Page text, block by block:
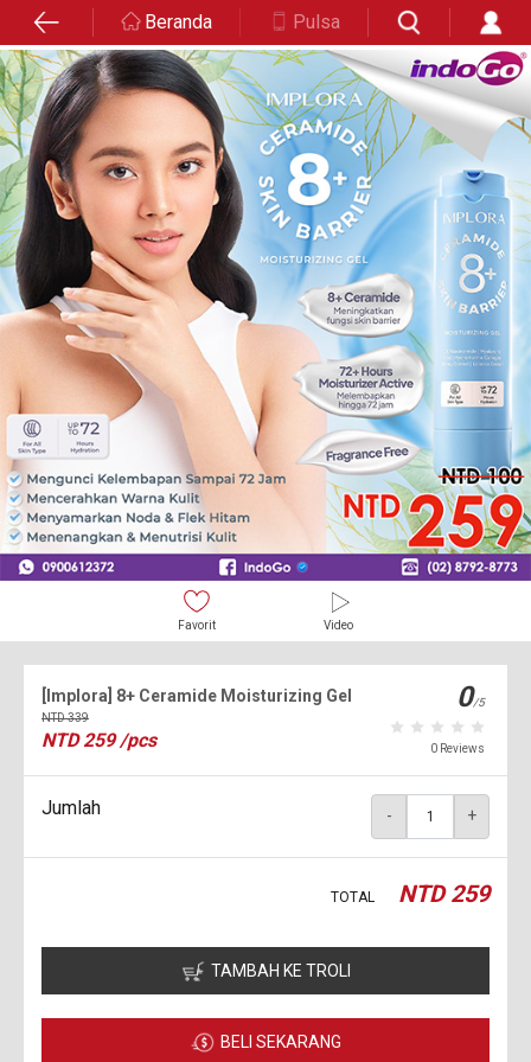
Beranda Pulsa
Favorit Video
[Implora] 8+ Ceramide Moisturizing Gel
NTD339
NTD259 /pcs
0/5
0 Reviews
Jumlah - +
TOTAL NTD259
TAMBAH KE TROLI
BELI SEKARANG